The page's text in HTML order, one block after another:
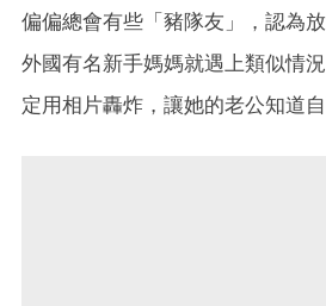
偏偏總會有些「豬隊友」，認為
外國有名新手媽媽就遇上類似情
定用相片轟炸，讓她的老公知道自